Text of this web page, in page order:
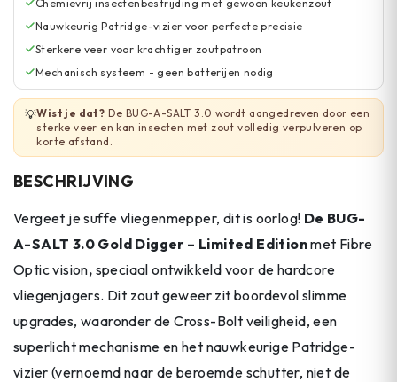
Chemievrij insectenbestrijding met gewoon keukenzout
Nauwkeurig Patridge-vizier voor perfecte precisie
Sterkere veer voor krachtiger zoutpatroon
Mechanisch systeem - geen batterijen nodig
💡Wist je dat? De BUG-A-SALT 3.0 wordt aangedreven door een
sterke veer en kan insecten met zout volledig verpulveren op
korte afstand.
BESCHRIJVING
Vergeet je suffe vliegenmepper, dit is oorlog! De BUG-
A-SALT 3.0 Gold Digger – Limited Editionmet Fibre
Optic vision, speciaal ontwikkeld voor de hardcore
vliegenjagers. Dit zout geweer zit boordevol slimme
upgrades, waaronder de Cross-Bolt veiligheid, een
superlicht mechanisme en het nauwkeurige Patridge-
vizier (vernoemd naar de beroemde schutter, niet de